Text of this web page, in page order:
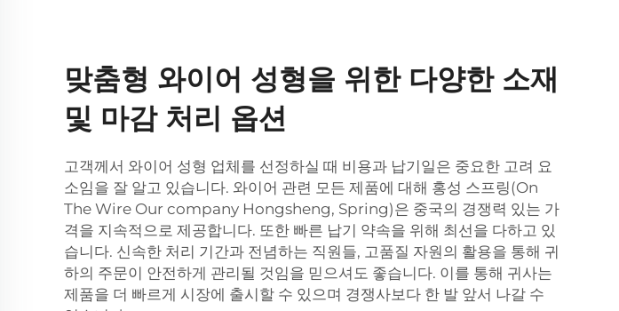
맞춤형 와이어 성형을 위한 다양한 소재
및 마감 처리 옵션
고객께서 와이어 성형 업체를 선정하실 때 비용과 납기일은 중요한 고려 요
소임을 잘 알고 있습니다. 와이어 관련 모든 제품에 대해 홍성 스프링(On
The Wire Our company Hongsheng, Spring)은 중국의 경쟁력 있는 가
격을 지속적으로 제공합니다. 또한 빠른 납기 약속을 위해 최선을 다하고 있
습니다. 신속한 처리 기간과 전념하는 직원들, 고품질 자원의 활용을 통해 귀
하의 주문이 안전하게 관리될 것임을 믿으셔도 좋습니다. 이를 통해 귀사는
제품을 더 빠르게 시장에 출시할 수 있으며 경쟁사보다 한 발 앞서 나갈 수